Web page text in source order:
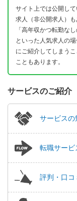
サイト上では公開し
求人（非公開求人）
「高年収かつ転勤な
といった人気求人の
にご紹介してしまう
こともあります。
サービスのご紹介
サービスの
転職サービ
評判・口コ